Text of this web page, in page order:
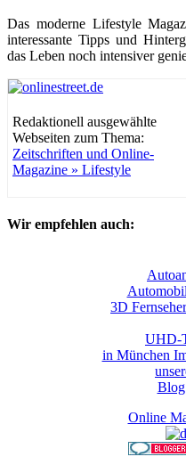
Das moderne Lifestyle
interessante Tipps und
das Leben noch intensiver
Redaktionell ausgewählte
Webseiten zum Thema:
Zeitschriften und Online-
Magazine » Lifestyle
Wir empfehlen auch:
3D
UHD-
in München
Online